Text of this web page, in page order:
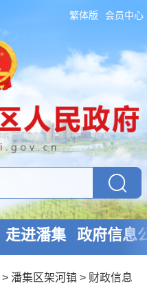
繁体版 会员中心
走进潘集 政府信息
> 潘集区架河镇 > 财政信息